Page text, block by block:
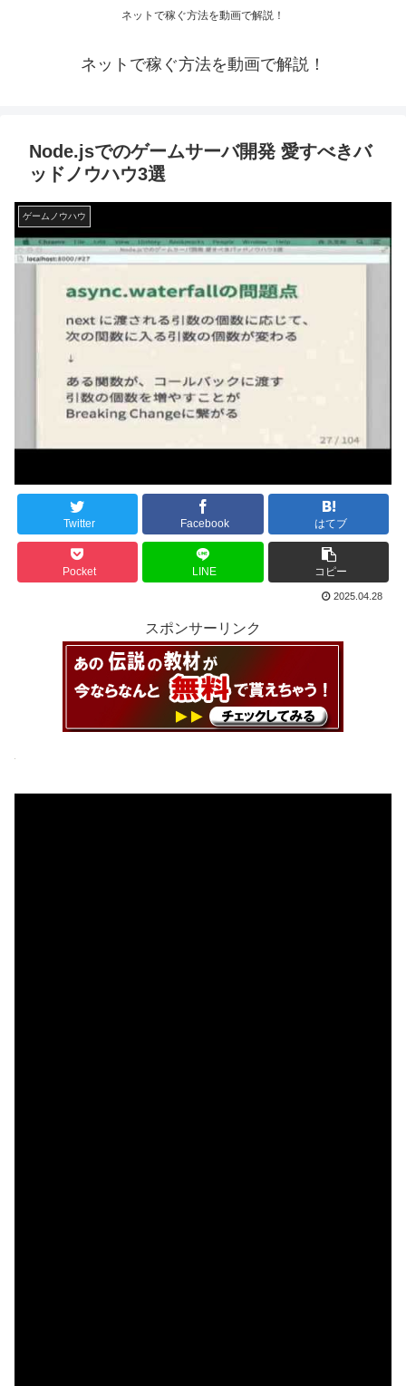
ネットで稼ぐ方法を動画で解説！
ネットで稼ぐ方法を動画で解説！
Node.jsでのゲームサーバ開発 愛すべきバ
ッドノウハウ3選
ゲームノウハウ
Twitter Facebook はてブ
Pocket LINE コピー
2025.04.28
スポンサーリンク